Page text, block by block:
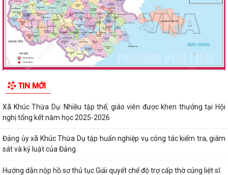
TIN MỚI
Xã Khúc Thừa Dụ: Nhiều tập thể, giáo viên được khen thưởng tại Hội
nghị tổng kết năm học 2025-2026
Đảng ủy xã Khúc Thừa Dụ tập huấn nghiệp vụ công tác kiểm tra, giám
sát và kỷ luật của Đảng
Hướng dẫn nộp hồ sơ thủ tục Giải quyết chế độ trợ cấp thờ cúng liệt sĩ.